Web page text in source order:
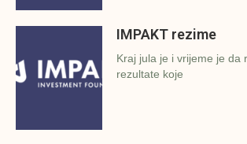
IMPAKT rezime
Kraj jula je i vrijeme je da
rezultate koje